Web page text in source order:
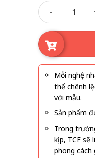
Hoa chúc
Mỗi nghệ
thể chênh
với mẫu.
Sản phẩm
Trong
kịp, TCF
phong cách